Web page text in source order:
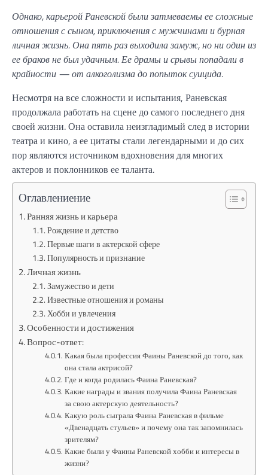
Однако, карьерой Раневской были затмеваемы ее сложные
отношения с сыном, приключения с мужчинами и бурная
личная жизнь. Она пять раз выходила замуж, но ни один из
ее браков не был удачным. Ее драмы и срывы попадали в
крайности — от алкоголизма до попыток суицида.
Несмотря на все сложности и испытания, Раневская
продолжала работать на сцене до самого последнего дня
своей жизни. Она оставила неизгладимый след в истории
театра и кино, а ее цитаты стали легендарными и до сих
пор являются источником вдохновения для многих
актеров и поклонников ее таланта.
Оглавлениение
Ранняя жизнь и карьера
Рождение и детство
Первые шаги в актерской сфере
Популярность и признание
Личная жизнь
Замужество и дети
Известные отношения и романы
Хобби и увлечения
Особенности и достижения
Вопрос-ответ:
Какая была профессия Фаины Раневской до того, как
она стала актрисой?
Где и когда родилась Фаина Раневская?
Какие награды и звания получила Фаина Раневская
за свою актерскую деятельность?
Какую роль сыграла Фаина Раневская в фильме
«Двенадцать стульев» и почему она так запомнилась
зрителям?
Какие были у Фаины Раневской хобби и интересы в
жизни?